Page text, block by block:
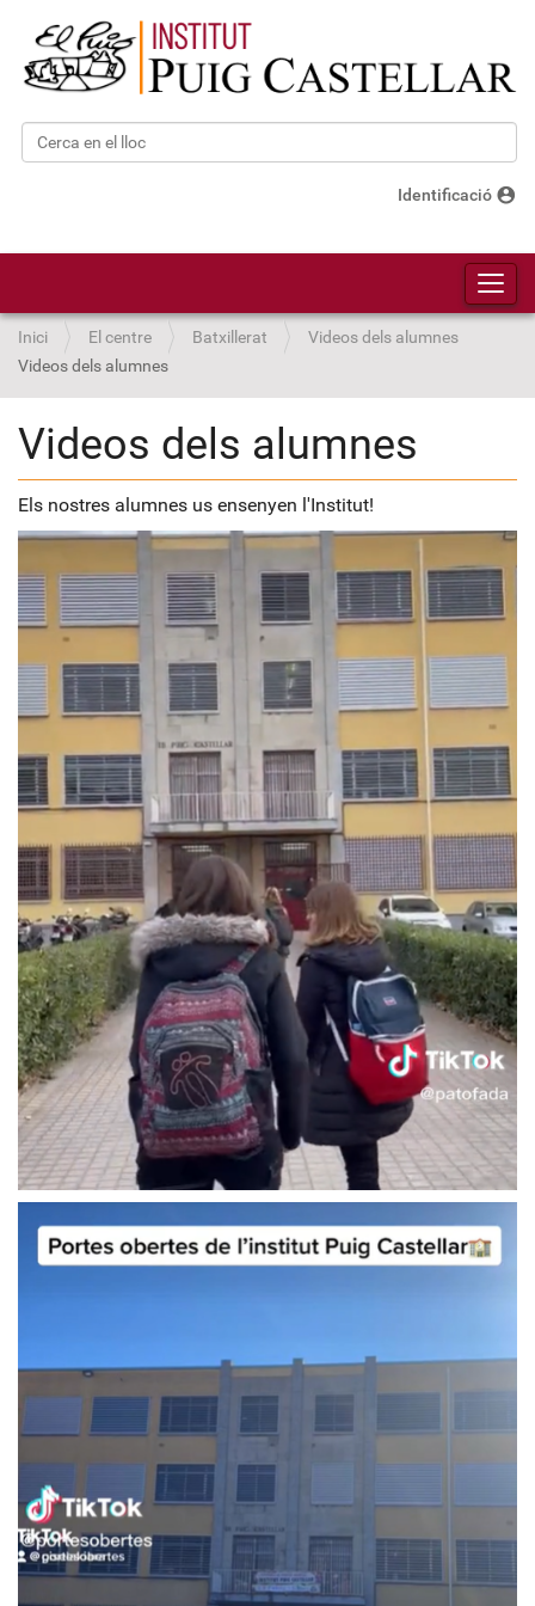
Cerca
Identificació account_circle
Inici El centre Batxillerat
Videos dels alumnes
Videos dels alumnes
Videos dels alumnes
Els nostres alumnes us ensenyen l'Institut!